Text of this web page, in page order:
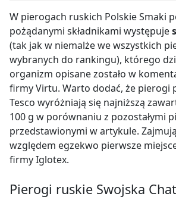
ziemniaki 23%,
ser twarogowy 7% (zawiera
olej rzepakowy,
sól,
cebula,
substancja konserwująca–
przyprawy
W pierogach ruskich Polskie Smaki
pożądanymi składnikami występuje
(tak jak w niemalże we wszystkich
wybranych do rankingu), którego
organizm opisane zostało w
firmy Virtu. Warto dodać, że pierogi
Tesco wyróżniają się najniższą
100 g w porównaniu z pozostałymi
przedstawionymi w artykule.
względem egzekwo pierwsze
firmy Iglotex.
Pierogi ruskie Swojska